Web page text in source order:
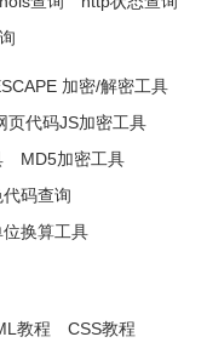
加密/解密工具
页代码JS加密工具
MD5加密工具
代码查询
换算工具
教程
CSS教程